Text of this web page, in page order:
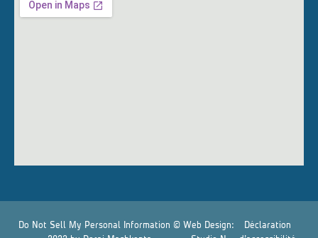
Do Not Sell My Personal Information © Web Design:
Déclaration